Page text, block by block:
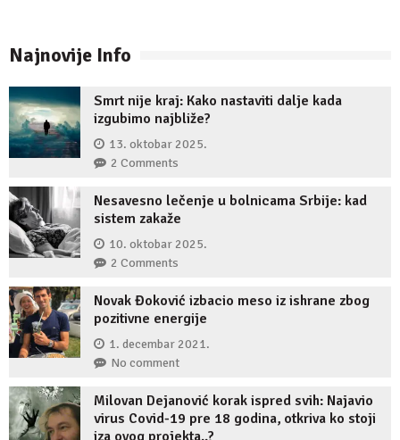
Najnovije Info
Smrt nije kraj: Kako nastaviti dalje kada
izgubimo najbliže?
13. oktobar 2025.
2 Comments
Nesavesno lečenje u bolnicama Srbije: kad
sistem zakaže
10. oktobar 2025.
2 Comments
Novak Đoković izbacio meso iz ishrane zbog
pozitivne energije
1. decembar 2021.
No comment
Milovan Dejanović korak ispred svih: Najavio
virus Covid-19 pre 18 godina, otkriva ko stoji